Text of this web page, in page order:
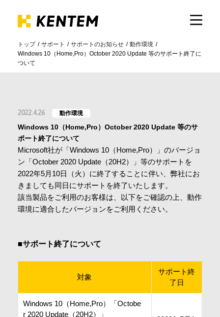
製品・サービス
導入事例
サポート
イベント・セミナー
お問合せ・申込
トップ サポート サポートのお知らせ
動作環境
Windows 10（Home,Pro）October 2020 Update 等のサポート終了に
ついて
2022.4.26 動作環境
Windows 10（Home,Pro）October 2020 Update 等のサ
ポート終了について
Microsoft社が「Windows 10（Home,Pro）」のバージョ
ン「October 2020 Update（20H2）」等のサポートを
2022年5月10日（火）に終了することに伴い、弊社にお
きましても同日にサポートを終了いたします。
該当製品をご利用のお客様は、以下をご確認の上、動作
環境に適合したバージョンをご利用ください。
■サポート終了について
対象
サポート終
了日
Windows 10（Home,Pro）「Octobe
r 2020 Update（20H2）」